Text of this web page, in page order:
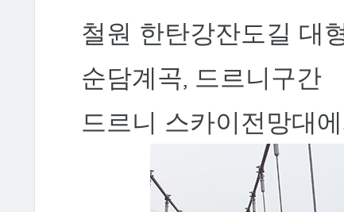
철원 한탄강잔도길 대
순담계곡, 드르니구간
드르니 스카이전망대